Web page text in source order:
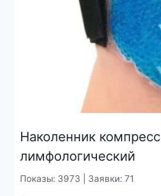
Наколенник
лимфологический
Показы: 3973 | Заявки: 71